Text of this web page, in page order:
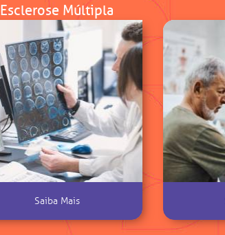
Esclerose Múltipla
Saiba Mais